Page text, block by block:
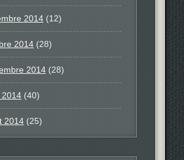
2014 (12)
2014 (28)
2014 (28)
2014 (40)
2014 (25)